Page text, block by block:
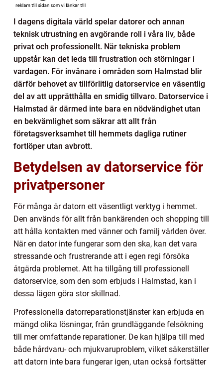
I dagens digitala värld spelar datorer och annan
teknisk utrustning en avgörande roll i våra liv, både
privat och professionellt. När tekniska problem
uppstår kan det leda till frustration och störningar i
vardagen. För invånare i områden som Halmstad blir
därför behovet av tillförlitlig datorservice en väsentlig
del av att upprätthålla en smidig tillvaro. Datorservice i
Halmstad är därmed inte bara en nödvändighet utan
en bekvämlighet som säkrar att allt från
företagsverksamhet till hemmets dagliga rutiner
fortlöper utan avbrott.
Betydelsen av datorservice för
privatpersoner
För många är datorn ett väsentligt verktyg i hemmet.
Den används för allt från bankärenden och shopping till
att hålla kontakten med vänner och familj världen över.
När en dator inte fungerar som den ska, kan det vara
stressande och frustrerande att i egen regi försöka
åtgärda problemet. Att ha tillgång till professionell
datorservice, som den som erbjuds i Halmstad, kan i
dessa lägen göra stor skillnad.
Professionella datorreparationstjänster kan erbjuda en
mängd olika lösningar, från grundläggande felsökning
till mer omfattande reparationer. De kan hjälpa till med
både hårdvaru- och mjukvaruproblem, vilket säkerställer
att datorn inte bara fungerar igen, utan också fortsätter